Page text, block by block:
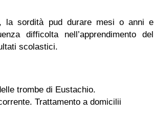
la sordità pud durare mesi o anni e
difficolta nell’apprendimento del
scolastici.
trombe di Eustachio.
Trattamento a domicilii